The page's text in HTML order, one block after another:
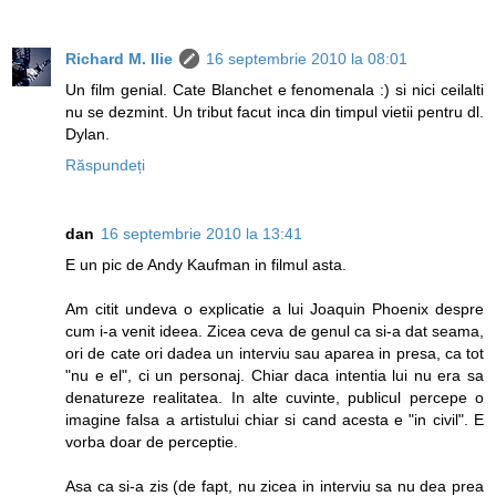
Richard M. Ilie
16 septembrie 2010 la 08:01
Un film genial. Cate Blanchet e fenomenala :) si nici ceilalti
nu se dezmint. Un tribut facut inca din timpul vietii pentru dl.
Dylan.
Răspundeți
dan 16 septembrie 2010 la 13:41
E un pic de Andy Kaufman in filmul asta.
Am citit undeva o explicatie a lui Joaquin Phoenix despre
cum i-a venit ideea. Zicea ceva de genul ca si-a dat seama,
ori de cate ori dadea un interviu sau aparea in presa, ca tot
"nu e el", ci un personaj. Chiar daca intentia lui nu era sa
denatureze realitatea. In alte cuvinte, publicul percepe o
imagine falsa a artistului chiar si cand acesta e "in civil". E
vorba doar de perceptie.
Asa ca si-a zis (de fapt, nu zicea in interviu sa nu dea prea